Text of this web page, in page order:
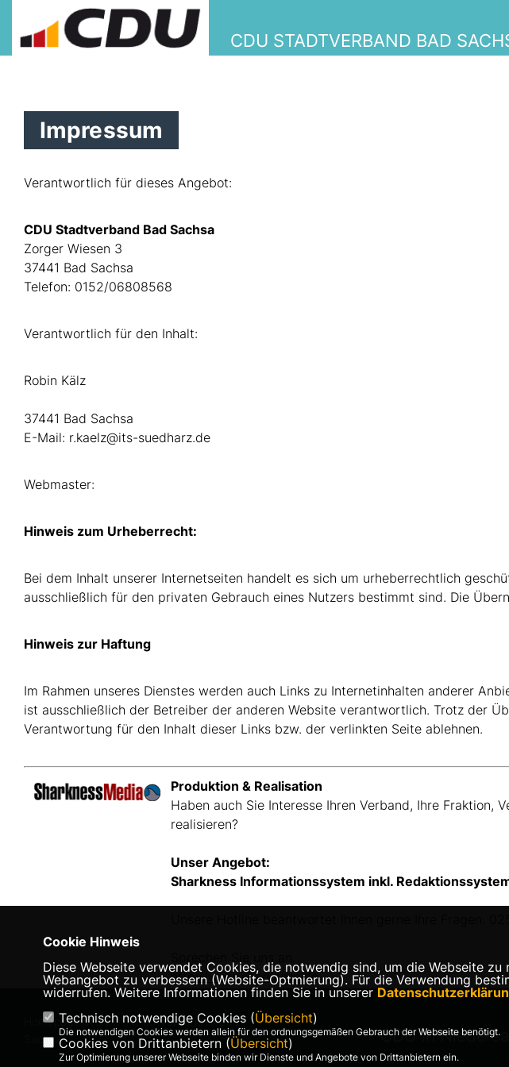
CDU STADTVERBAND BAD
Impressum
Verantwortlich für dieses Angebot:
CDU Stadtverband Bad Sachsa
Zorger Wiesen 3
37441 Bad Sachsa
Telefon: 0152/06808568
Verantwortlich für den Inhalt:
Robin Kälz
37441 Bad Sachsa
E-Mail: r.kaelz@its-suedharz.de
Webmaster:
Hinweis zum Urheberrecht:
Bei dem Inhalt unserer Internetseiten handelt es sich um urheberrechtlich
ausschließlich für den privaten Gebrauch eines Nutzers bestimmt sind. Die
Hinweis zur Haftung
Im Rahmen unseres Dienstes werden auch Links zu Internetinhalten anderer
ist ausschließlich der Betreiber der anderen Website verantwortlich. Trotz der
Verantwortung für den Inhalt dieser Links bzw. der verlinkten Seite ablehnen.
Produktion & Realisation
Haben auch Sie Interesse Ihren Verband, Ihre Fraktion,
realisieren?
Unser Angebot:
Sharkness Informationssystem inkl.
http://www.sharkness.de
Homepage des CDU Stadtverbandes Bad
Sachsa
CDU in
Cookie Hinweis
Diese Webseite verwendet Cookies, die notwendig sind, um die Webseite
Webangebot zu verbessern (Website-Optmierung). Für die Verwendung
widerrufen. Weitere Informationen finden Sie in unserer
Technisch notwendige Cookies (Übersicht)
Die notwendigen Cookies werden allein für den ordnungsgemäßen Gebrauch der Webseite benötigt.
Cookies von Drittanbietern (Übersicht)
Zur Optimierung unserer Webseite binden wir Dienste und Angebote von Drittanbietern ein.